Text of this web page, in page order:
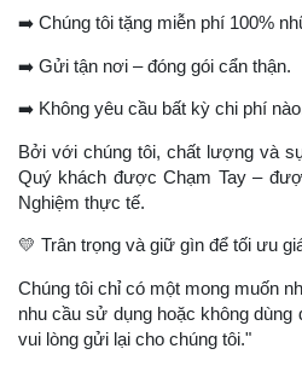
➡ Chúng tôi tặng miễn phí 100%
➡ ️ Gửi tận nơi – đóng gói cẩn thận.
➡ Không yêu cầu bất kỳ chi phí
Bởi với chúng tôi, chất lượng và
Quý khách được Chạm Tay –
Nghiệm thực tế.
💛 Trân trọng và giữ gìn để tối ưu
Chúng tôi chỉ có một mong muốn
nhu cầu sử dụng hoặc không dùng
vui lòng gửi lại cho chúng tôi."